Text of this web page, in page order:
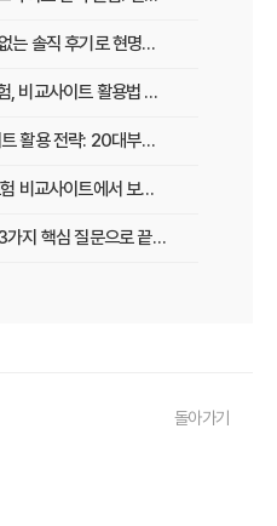
치아보험 비교사이트, 광고 없는 솔직 후기로 현명하게 선택하는 법
20대부터 준비하는 치아보험, 비교사이트 활용법 A to Z
[나이별] 치아보험 비교사이트 활용 전략: 20대부터 60대까지 맞춤 가이드
임플란트 vs 브릿지, 치아보험 비교사이트에서 보장 범위 꼼꼼하게 확인하는 꿀팁
치아보험 비교사이트 선택, 3가지 핵심 질문으로 끝내기
돌아가기